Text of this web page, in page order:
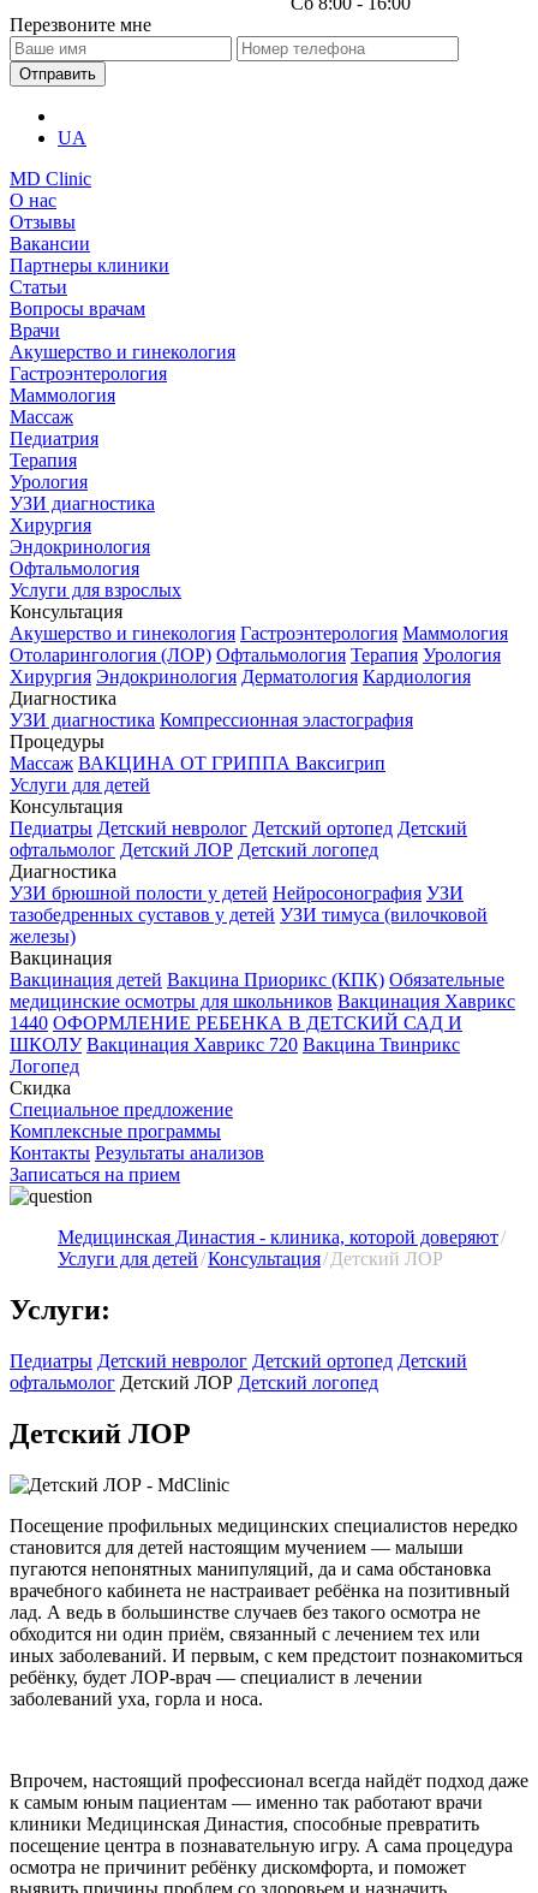
Перезвоните мне
UA
MD Clinic
О нас
Отзывы
Вакансии
Партнеры клиники
Статьи
Вопросы врачам
Врачи
Акушерство и гинекология
Гастроэнтерология
Маммология
Массаж
Педиатрия
Терапия
Урология
УЗИ диагностика
Хирургия
Эндокринология
Офтальмология
Услуги для взрослых
Консультация
Акушерство и гинекология Гастроэнтерология Маммология
Отоларингология (ЛОР) Офтальмология Терапия Урология
Хирургия Эндокринология Дерматология Кардиология
Диагностика
УЗИ диагностика Компрессионная эластография
Процедуры
Массаж ВАКЦИНА ОТ ГРИППА Ваксигрип
Услуги для детей
Консультация
Педиатры Детский невролог Детский ортопед Детский
офтальмолог Детский ЛОР Детский логопед
Диагностика
УЗИ брюшной полости у детей Нейросонография УЗИ
тазобедренных суставов у детей УЗИ тимуса (вилочковой
железы)
Вакцинация
Вакцинация детей Вакцина Приорикс (КПК) Обязательные
медицинские осмотры для школьников Вакцинация Хаврикс
1440 ОФОРМЛЕНИЕ РЕБЕНКА В ДЕТСКИЙ САД И
ШКОЛУ Вакцинация Хаврикс 720 Вакцина Твинрикс
Логопед
Скидка
Специальное предложение
Комплексные программы
Контакты Результаты анализов
Записаться на прием
Медицинская Династия - клиника, которой доверяют
Услуги для детей Консультация Детский ЛОР
Услуги:
Педиатры Детский невролог Детский ортопед Детский
офтальмолог Детский ЛОР Детский логопед
Детский ЛОР
Посещение профильных медицинских специалистов нередко
становится для детей настоящим мучением — малыши
пугаются непонятных манипуляций, да и сама обстановка
врачебного кабинета не настраивает ребёнка на позитивный
лад. А ведь в большинстве случаев без такого осмотра не
обходится ни один приём, связанный с лечением тех или
иных заболеваний. И первым, с кем предстоит познакомиться
ребёнку, будет ЛОР-врач — специалист в лечении
заболеваний уха, горла и носа.
Впрочем, настоящий профессионал всегда найдёт подход даже
к самым юным пациентам — именно так работают врачи
клиники Медицинская Династия, способные превратить
посещение центра в познавательную игру. А сама процедура
осмотра не причинит ребёнку дискомфорта, и поможет
выявить причины проблем со здоровьем и назначить